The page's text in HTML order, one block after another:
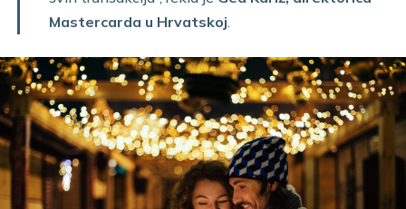
Mastercarda u Hrvatskoj.